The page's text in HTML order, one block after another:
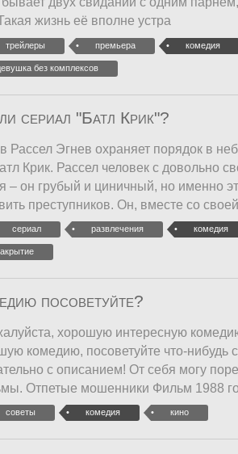
жизнь её вполне устра
трейлеры премьера комедия
без комплексов
сериал "Батл Крик"?
Рассел Эгнев охраняет порядок в
Крик. Рассел человек с довольно
– он грубый и циничный, но именно
преступников. Он, вместе со
сериал развлечения комедия
посоветуйте?
хорошую интересную
комедию, посоветуйте что-нибудь
с описанием! От себя могу
Отпетые мошенники Фильм 1988
советы комедия кино